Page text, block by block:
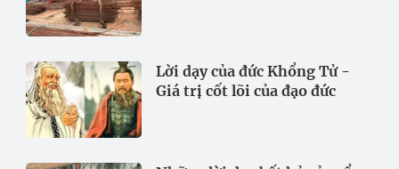
Lời dạy của đức Khổng Tử -
Giá trị cốt lõi của đạo đức